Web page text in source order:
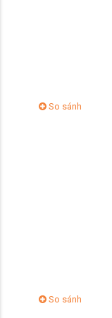
So sánh
So sánh